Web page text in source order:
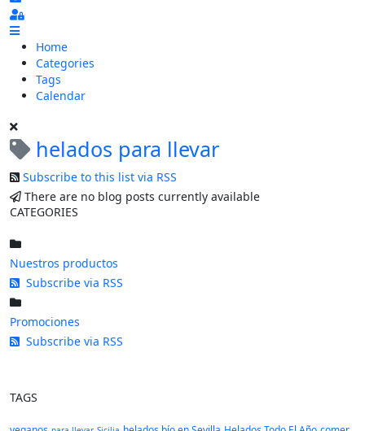
Sign In
Home
Categories
Tags
Calendar
helados para llevar
Subscribe to this list via RSS
There are no blog posts currently available
CATEGORIES
Nuestros productos
Subscribe via RSS
Promociones
Subscribe via RSS
TAGS